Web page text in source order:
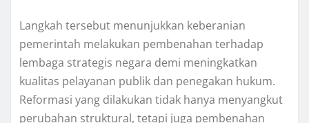
Langkah tersebut menunjukkan keberanian
pemerintah melakukan pembenahan terhadap
lembaga strategis negara demi meningkatkan
kualitas pelayanan publik dan penegakan hukum.
Reformasi yang dilakukan tidak hanya menyangkut
perubahan struktural, tetapi juga pembenahan